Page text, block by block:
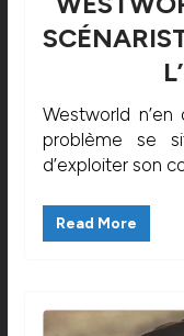
Westworld
problème se
d’exploiter son
Read More